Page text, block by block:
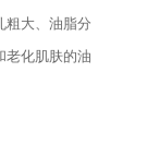
粗大、油脂分
老化肌肤的油